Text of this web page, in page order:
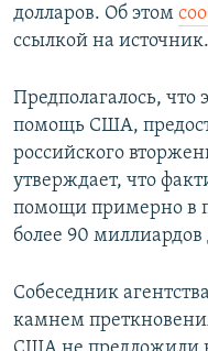
долларов. Об этом
ссылкой на источник.
Предполагалось, что
помощь США,
российского
утверждает, что
помощи примерно в
более 90 миллиардов
Собеседник
камнем